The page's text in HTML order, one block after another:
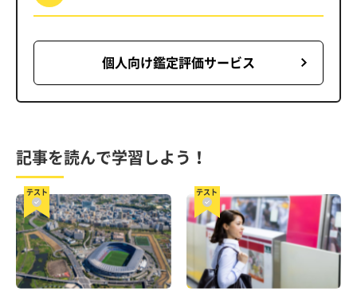
個人向け鑑定評価サービス
記事を読んで学習しよう！
テスト テスト